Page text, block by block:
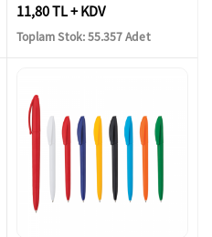
11,80 TL + KDV
Toplam Stok: 55.357 Adet